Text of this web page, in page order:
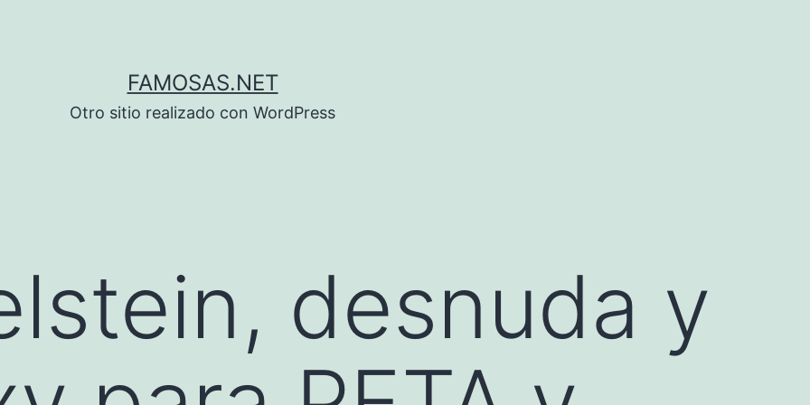
FAMOSAS.NET
Otro sitio realizado con WordPress
desnuda y